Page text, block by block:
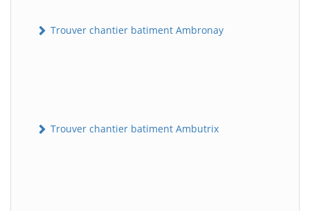
Trouver chantier batiment Ambronay
Trouver chantier batiment Ambutrix